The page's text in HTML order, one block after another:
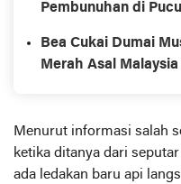
Pembunuhan di
Bea Cukai Dumai
Merah Asal
Menurut informasi salah
ketika ditanya dari
ada ledakan baru api